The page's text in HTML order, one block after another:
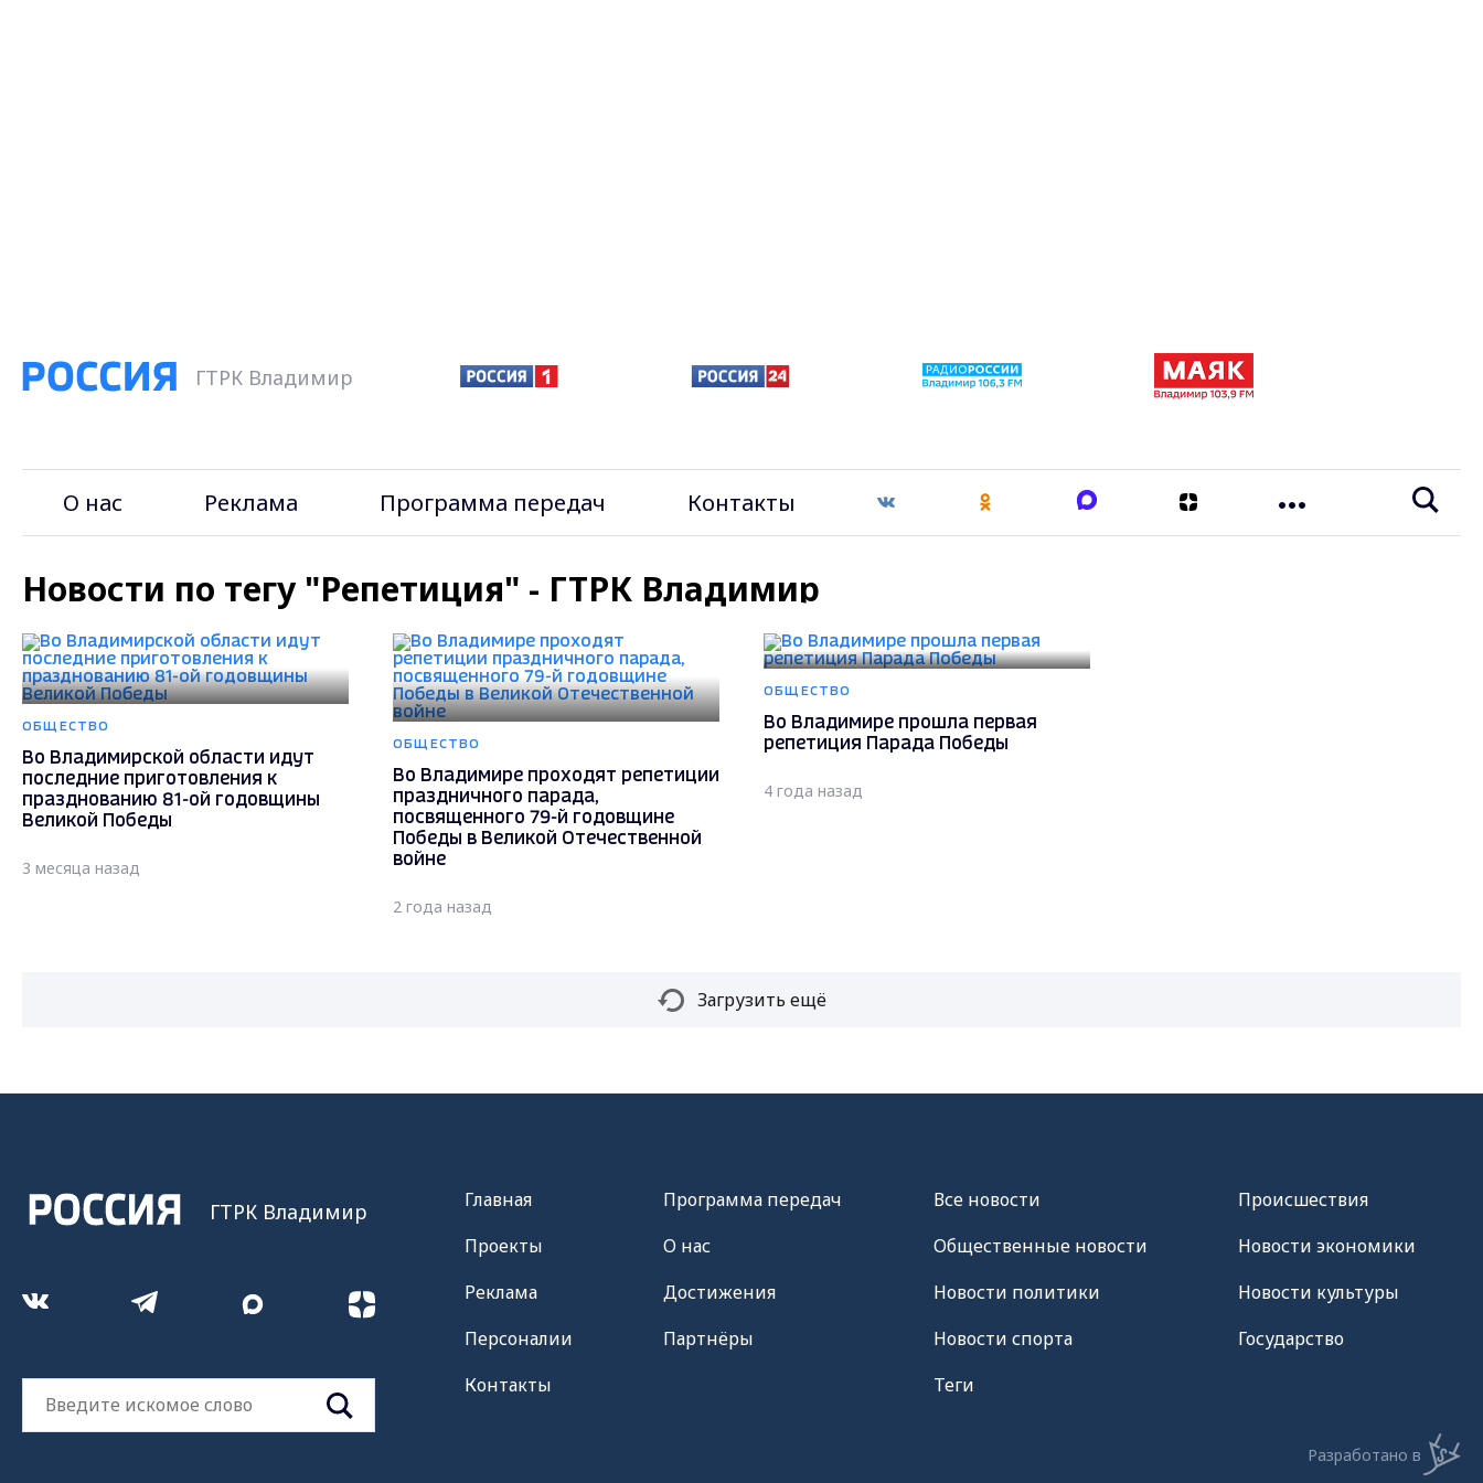
ГТРК Владимир
О нас Реклама Программа передач Контакты
Новости по тегу "Репетиция" - ГТРК Владимир
ОБЩЕСТВО
Во Владимирской области идут
последние приготовления к
празднованию 81-ой годовщины
Великой Победы
3 месяца назад
ОБЩЕСТВО
Во Владимире проходят репетиции
праздничного парада,
посвященного 79-й годовщине
Победы в Великой Отечественной
войне
2 года назад
ОБЩЕСТВО
Во Владимире прошла первая
репетиция Парада Победы
4 года назад
Загрузить ещё
ГТРК Владимир
Главная
Проекты
Реклама
Персоналии
Контакты
Программа передач
О нас
Достижения
Партнёры
Все новости
Общественные новости
Новости политики
Новости спорта
Теги
Происшествия
Новости экономики
Новости культуры
Государство
Разработано в